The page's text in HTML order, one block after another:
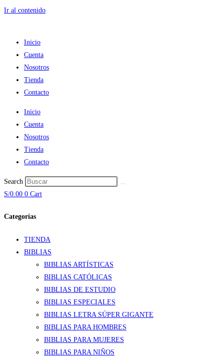
Ir al contenido
Inicio
Cuenta
Nosotros
Tienda
Contacto
Inicio
Cuenta
Nosotros
Tienda
Contacto
Search
S/0.00 0 Cart
Categorías
TIENDA
BIBLIAS
BIBLIAS ARTÍSTICAS
BIBLIAS CATÓLICAS
BIBLIAS DE ESTUDIO
BIBLIAS ESPECIALES
BIBLIAS LETRA SÚPER GIGANTE
BIBLIAS PARA HOMBRES
BIBLIAS PARA MUJERES
BIBLIAS PARA NIÑOS